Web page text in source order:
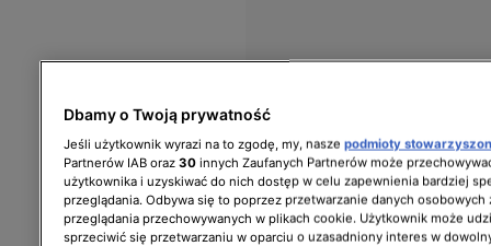
Dbamy o Twoją prywatność
Jeśli użytkownik wyrazi na to zgodę, my, nasze podmioty
Partnerów IAB oraz 30 innych Zaufanych Partnerów może
użytkownika i uzyskiwać do nich dostęp w celu zapewnienia bardziej
przeglądania. Odbywa się to poprzez przetwarzanie danych osobowych
przeglądania przechowywanych w plikach cookie. Użytkownik może
sprzeciwić się przetwarzaniu w oparciu o uzasadniony interes w